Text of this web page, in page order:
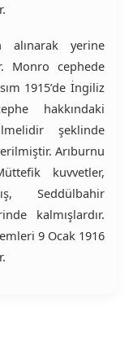
alınarak yerine
Monro cephede
1915’de İngiliz
hakkındaki
şeklinde
Arıburnu
kuvvetler,
Seddülbahir
kalmışlardır.
9 Ocak 1916